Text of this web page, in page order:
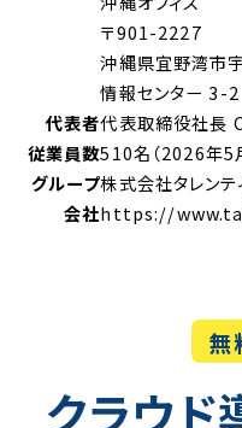
〒901-2227
沖縄県宜野湾市
情報センター 3-2
従業員数510名（2026年5
グループ
会社
株式会社タレンテ
https://
代表者代表取締役社長
無
クラウド